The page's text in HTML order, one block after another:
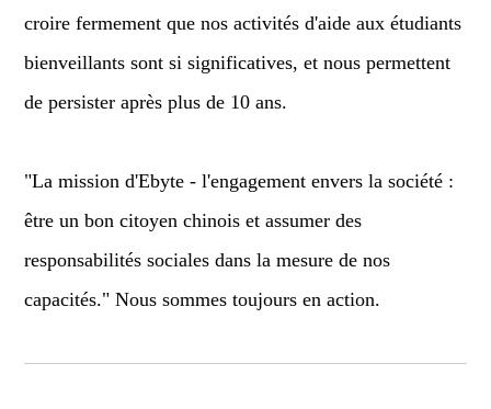
croire fermement que nos activités d'aide aux étudiants
bienveillants sont si significatives, et nous permettent
de persister après plus de 10 ans.
"La mission d'Ebyte - l'engagement envers la société :
être un bon citoyen chinois et assumer des
responsabilités sociales dans la mesure de nos
capacités." Nous sommes toujours en action.